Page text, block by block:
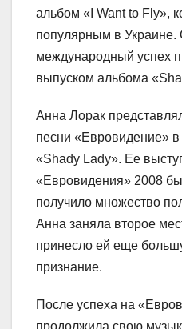
альбом «I Want to Fly»,
популярным в Украине.
международный успех
выпуском альбома
Анна Лорак
песни «Евровидение» в
«Shady Lady». Ее
«Евровидения» 2008
получило множество
Анна заняла второе
принесло ей еще
признание.
После успеха на